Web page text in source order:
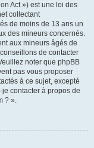
Act ») est une loi des
collectant
de moins de 13 ans un
des mineurs concernés.
aux mineurs âgés de
de contacter
noter que phpBB
pas vous proposer
à ce sujet, excepté
je contacter à propos de
? ».